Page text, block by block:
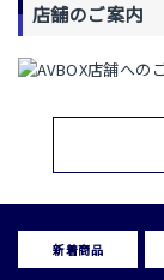
店舗のご案内
新着商品